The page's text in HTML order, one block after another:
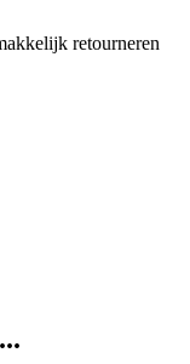
retourneren